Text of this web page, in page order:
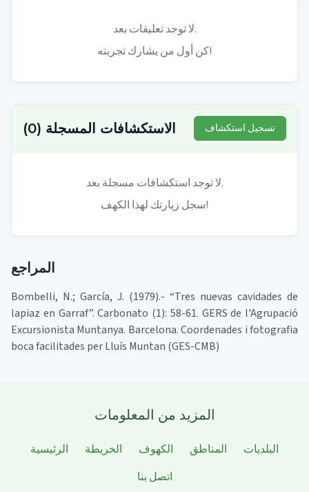
لا توجد تعليقات بعد.
كن أول من يشارك تجربته!
الاستكشافات المسجلة (
0
) تسجيل استكشاف
لا توجد استكشافات مسجلة بعد.
سجل زيارتك لهذا الكهف!
المراجع
Bombelli, N.; García, J. (1979).- “Tres nuevas cavidades de
lapiaz en Garraf”. Carbonato (1): 58-61. GERS de l'Agrupació
Excursionista Muntanya. Barcelona. Coordenades i fotografia
boca facilitades per Lluís Muntan (GES-CMB)
المزيد من المعلومات
الرئيسية الخريطة الكهوف المناطق
البلديات
اتصل بنا